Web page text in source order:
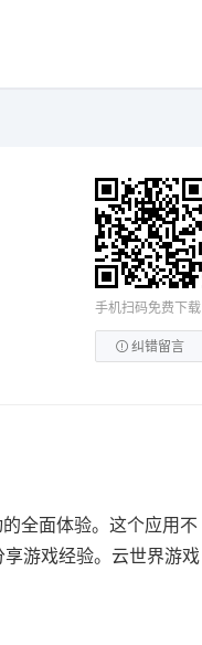
手机扫码免费下载
纠错留言
全面体验。这个应用不
游戏经验。云世界游戏